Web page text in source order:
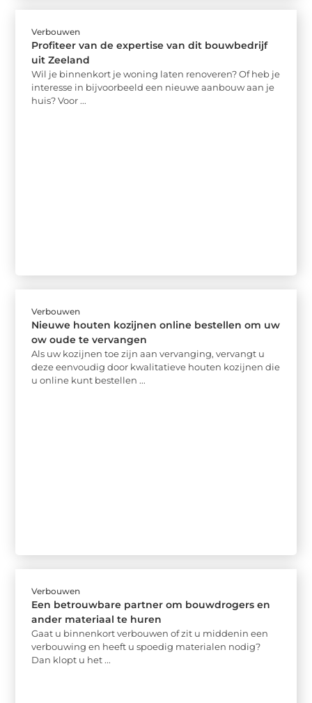
Verbouwen
Profiteer van de expertise van dit bouwbedrijf
uit Zeeland
Wil je binnenkort je woning laten renoveren? Of heb je
interesse in bijvoorbeeld een nieuwe aanbouw aan je
huis? Voor ...
Verbouwen
Nieuwe houten kozijnen online bestellen om uw
ow oude te vervangen
Als uw kozijnen toe zijn aan vervanging, vervangt u
deze eenvoudig door kwalitatieve houten kozijnen die
u online kunt bestellen ...
Verbouwen
Een betrouwbare partner om bouwdrogers en
ander materiaal te huren
Gaat u binnenkort verbouwen of zit u middenin een
verbouwing en heeft u spoedig materialen nodig?
Dan klopt u het ...